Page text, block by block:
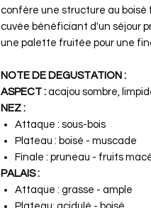
confère une structure au
cuvée bénéficiant d'un séjour
une palette fruitée pour une
NOTE DE DEGUSTATION :
ASPECT : acajou sombre,
NEZ :
Attaque : sous-bois
Plateau : boisé - muscade
Finale : pruneau - fruits
PALAIS :
Attaque : grasse - ample